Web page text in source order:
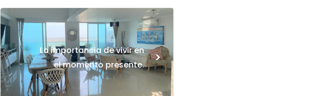
La importancia de vivir en
el momento presente.
>